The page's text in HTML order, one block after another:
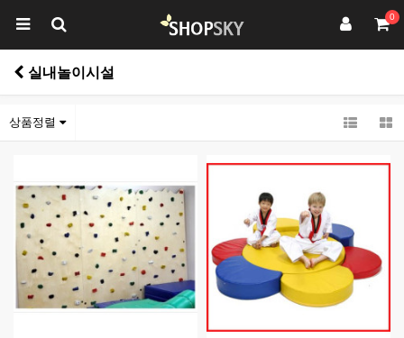
0
실내놀이시설
상품정렬